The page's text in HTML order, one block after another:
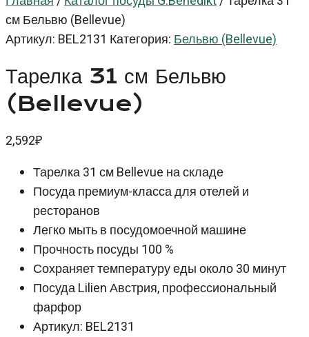
см Бельвю (Bellevue)
Артикул: BEL2131 Категория:Бельвю (Bellevue)
Тарелка 31 см Бельвю
(Bellevue)
2,592₽
Тарелка 31 см Bellevue на складе
Посуда премиум-класса для отелей и
ресторанов
Легко мыть в посудомоечной машине
Прочность посуды 100 %
Сохраняет температуру еды около 30 минут
Посуда Lilien Австрия, профессиональный
фарфор
Артикул: BEL2131